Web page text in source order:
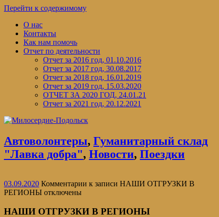
Перейти к содержимому
О нас
Контакты
Как нам помочь
Отчет по деятельности
Отчет за 2016 год, 01.10.2016
Отчет за 2017 год, 30.08.2017
Отчет за 2018 год, 16.01.2019
Отчет за 2019 год, 15.03.2020
ОТЧЕТ ЗА 2020 ГОД, 24.01.21
Отчет за 2021 год, 20.12.2021
Автоволонтеры, Гуманитарный склад
"Лавка добра", Новости, Поездки
03.09.2020 Комментарии к записи НАШИ ОТГРУЗКИ В
РЕГИОНЫ отключены
НАШИ ОТГРУЗКИ В РЕГИОНЫ